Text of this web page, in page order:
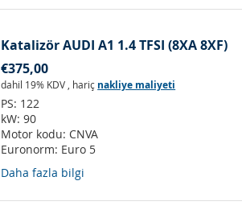
Katalizör AUDI A1 1.4 TFSI (8XA 8XF)
€375,00
dahil 19% KDV , hariç nakliye maliyeti
PS: 122
kW:90
Motor kodu: CNVA
Euronorm: Euro 5
Daha fazla bilgi